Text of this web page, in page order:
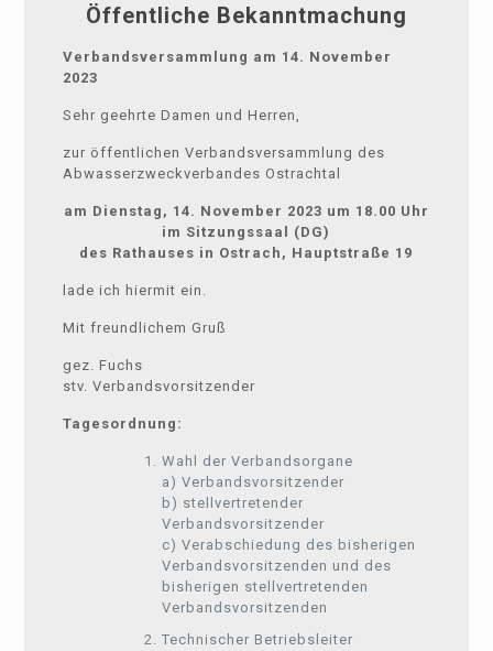
Öffentliche Bekanntmachung
Verbandsversammlung am 14. November
2023
Sehr geehrte Damen und Herren,
zur öffentlichen Verbandsversammlung des
Abwasserzweckverbandes Ostrachtal
am Dienstag, 14. November 2023 um 18.00 Uhr
im Sitzungssaal (DG)
des Rathauses in Ostrach, Hauptstraße 19
lade ich hiermit ein.
Mit freundlichem Gruß
gez. Fuchs
stv. Verbandsvorsitzender
Tagesordnung:
Wahl der Verbandsorgane
a) Verbandsvorsitzender
b) stellvertretender
Verbandsvorsitzender
c) Verabschiedung des bisherigen
Verbandsvorsitzenden und des
bisherigen stellvertretenden
Verbandsvorsitzenden
Technischer Betriebsleiter